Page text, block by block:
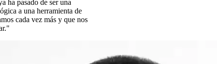
ha pasado de ser una
a una herramienta de
cada vez más y que nos